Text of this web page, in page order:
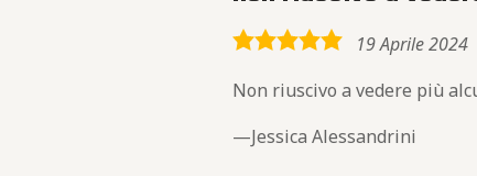
5,0
19 Aprile 2024
Non riuscivo a vedere più
Jessica Alessandrini